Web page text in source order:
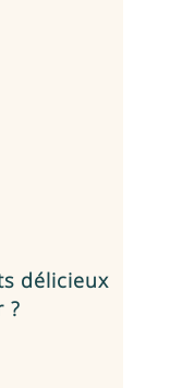
délicieux
?